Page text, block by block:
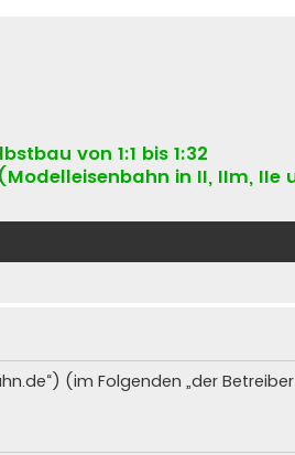
von 1:1 bis 1:32
in II, IIm, IIe
(im Folgenden „der